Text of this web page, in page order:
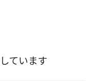
ています